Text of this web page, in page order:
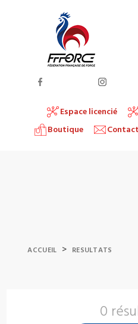
Espace licencié
Boutique
Contact
ACCUEIL > RESULTATS
0